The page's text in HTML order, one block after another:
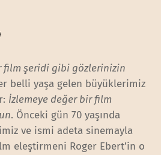
film şeridi gibi gözlerinizin
belli yaşa gelen büyüklerimiz
İzlemeye değer bir film
. Önceki gün 70 yaşında
ve ismi adeta sinemayla
eleştirmeni Roger Ebert’in o